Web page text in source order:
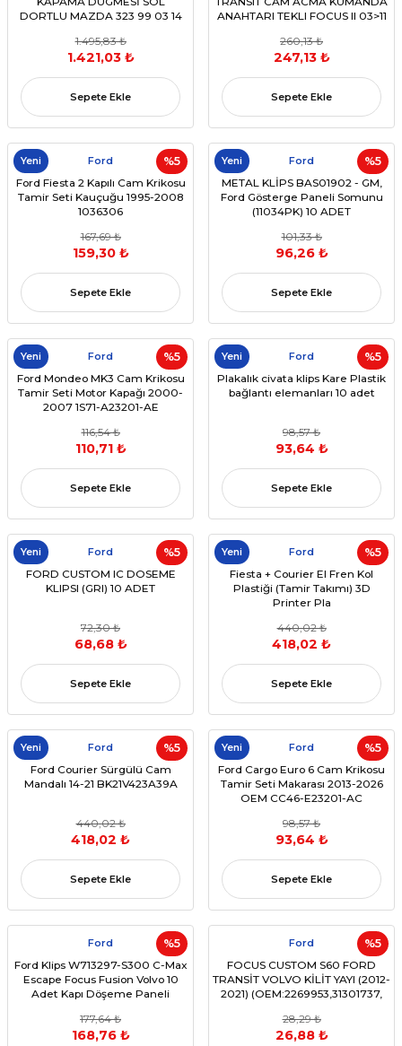
DORTLU MAZDA 323 99 03 14
1.495,83 ₺
1.421,03 ₺
Sepete Ekle
ANAHTARI TEKLI FOCUS II 03>11
260,13 ₺
247,13 ₺
Sepete Ekle
%5
Yeni Ford
Ford Fiesta 2 Kapılı Cam Krikosu
Tamir Seti Kauçuğu 1995-2008
1036306
167,69 ₺
159,30 ₺
Sepete Ekle
%5
Yeni Ford
METAL KLİPS BAS01902 - GM,
Ford Gösterge Paneli Somunu
(11034PK) 10 ADET
101,33 ₺
96,26 ₺
Sepete Ekle
%5
Yeni Ford
Ford Mondeo MK3 Cam Krikosu
Tamir Seti Motor Kapağı 2000-
2007 1S71-A23201-AE
116,54 ₺
110,71 ₺
Sepete Ekle
%5
Yeni Ford
Plakalık civata klips Kare Plastik
bağlantı elemanları 10 adet
98,57 ₺
93,64 ₺
Sepete Ekle
%5
Yeni Ford
FORD CUSTOM IC DOSEME
KLIPSI (GRI) 10 ADET
72,30 ₺
68,68 ₺
Sepete Ekle
%5
Yeni Ford
Fiesta + Courier El Fren Kol
Plastiği (Tamir Takımı) 3D
Printer Pla
440,02 ₺
418,02 ₺
Sepete Ekle
%5
Yeni Ford
Ford Courier Sürgülü Cam
Mandalı 14-21 BK21V423A39A
440,02 ₺
418,02 ₺
Sepete Ekle
%5
Yeni Ford
Ford Cargo Euro 6 Cam Krikosu
Tamir Seti Makarası 2013-2026
OEM CC46-E23201-AC
98,57 ₺
93,64 ₺
Sepete Ekle
%5
Ford
Ford Klips W713297-S300 C-Max
Escape Focus Fusion Volvo 10
Adet Kapı Döşeme Paneli
177,64 ₺
168,76 ₺
%5
Ford
FOCUS CUSTOM S60 FORD
TRANSİT VOLVO KİLİT YAYI (2012-
2021) (OEM:2269953,31301737,
28,29 ₺
26,88 ₺